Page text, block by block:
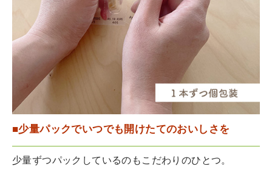
■少量パックでいつでも開けたてのおいしさを
少量ずつパックしているのもこだわりのひとつ。